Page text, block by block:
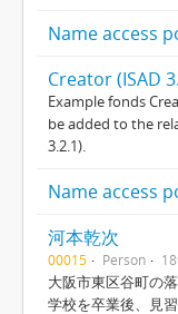
Name access
Creator (ISAD
Example fonds
be added to the
3.2.1).
Name access
河本乾次
00015 Person
大阪市東区谷町の
学校を卒業後、見